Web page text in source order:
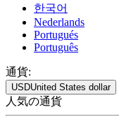
한국어
Nederlands
Portugués
Português
通貨:
USDUnited States dollar
人気の通貨